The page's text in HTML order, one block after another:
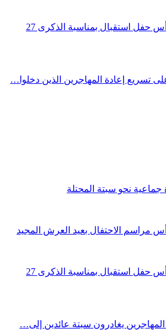
الملك محمد السادس يترأس حفل استقبال بمناسبة الذكرى 27
تسريع إعادة المهاجرين الذين دخلوا…
مراسم الاحتفال بعيد العرش المجيد
الملك محمد السادس يترأس حفل استقبال بمناسبة الذكرى 27
المهاجرين يغادرون سبتة عائدين إلى…